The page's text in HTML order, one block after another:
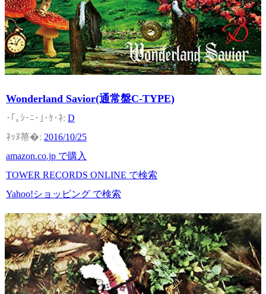
Wonderland Savior(通常盤C-TYPE)
D
2016/10/25
amazon.co.jp で購入
TOWER RECORDS ONLINE で検索
Yahoo!ショッピング で検索